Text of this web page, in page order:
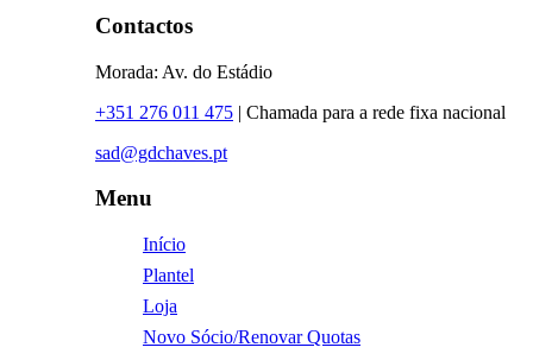
Contactos
Morada: Av. do Estádio
+351 276 011 475 | Chamada para a rede fixa nacional
sad@gdchaves.pt
Menu
Início
Plantel
Loja
Novo Sócio/Renovar Quotas